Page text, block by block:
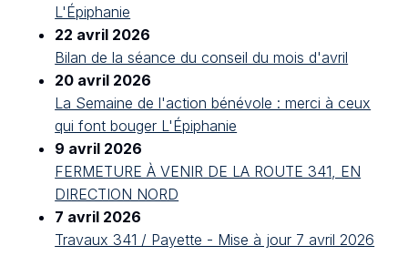
L'Épiphanie
22 avril 2026
Bilan de la séance du conseil du mois d'avril
20 avril 2026
La Semaine de l'action bénévole : merci à ceux
qui font bouger L'Épiphanie
9 avril 2026
FERMETURE À VENIR DE LA ROUTE 341, EN
DIRECTION NORD
7 avril 2026
Travaux 341 / Payette - Mise à jour 7 avril 2026